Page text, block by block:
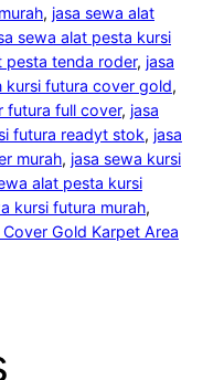
, jasa sewa alat
sewa alat pesta kursi
pesta tenda roder, jasa
kursi futura cover gold
futura full cover, jasa
futura readyt stok, jasa
murah, jasa sewa kursi
alat pesta kursi
kursi futura murah
Gold Karpet Area